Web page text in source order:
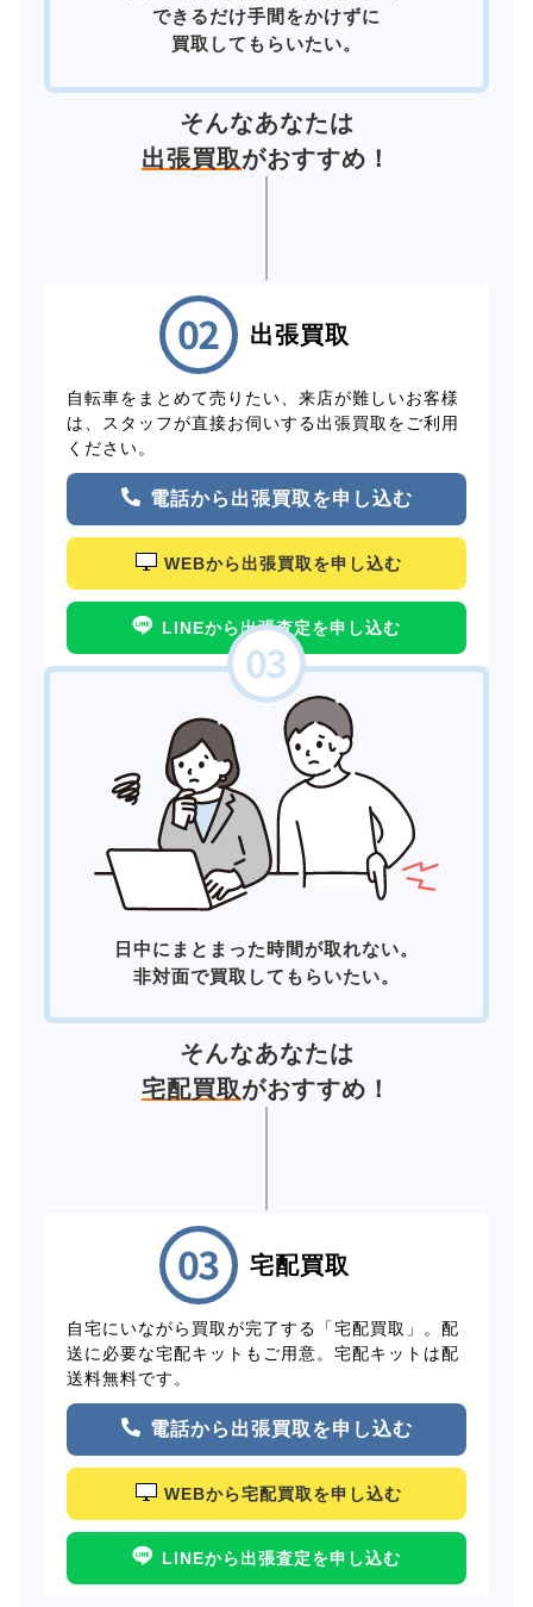
できるだけ手間をかけずに
買取してもらいたい。
そんなあなたは
出張買取がおすすめ！
出張買取
自転車をまとめて売りたい、来店が難しいお客様
は、スタッフが直接お伺いする出張買取をご利用
ください。
電話から出張買取を申し込む
WEBから出張買取を申し込む
LINEから出張査定を申し込む
日中にまとまった時間が取れない。
非対面で買取してもらいたい。
そんなあなたは
宅配買取がおすすめ！
宅配買取
自宅にいながら買取が完了する「宅配買取」。配
送に必要な宅配キットもご用意。宅配キットは配
送料無料です。
電話から出張買取を申し込む
WEBから宅配買取を申し込む
LINEから出張査定を申し込む